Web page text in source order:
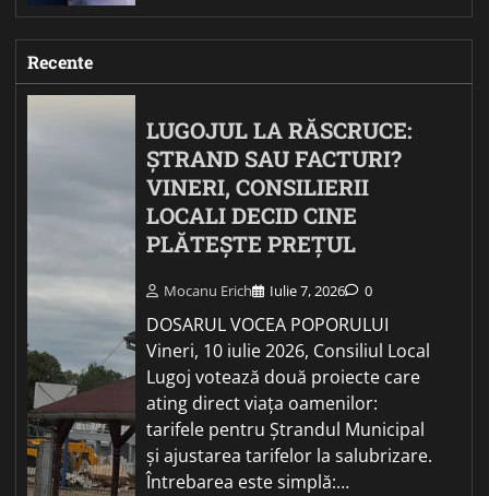
Recente
LUGOJUL LA RĂSCRUCE:
ȘTRAND SAU FACTURI?
VINERI, CONSILIERII
LOCALI DECID CINE
PLĂTEȘTE PREȚUL
Mocanu Erich Iulie 7, 2026 0
DOSARUL VOCEA POPORULUI
Vineri, 10 iulie 2026, Consiliul Local
Lugoj votează două proiecte care
ating direct viața oamenilor:
tarifele pentru Ștrandul Municipal
și ajustarea tarifelor la salubrizare.
Întrebarea este simplă:…